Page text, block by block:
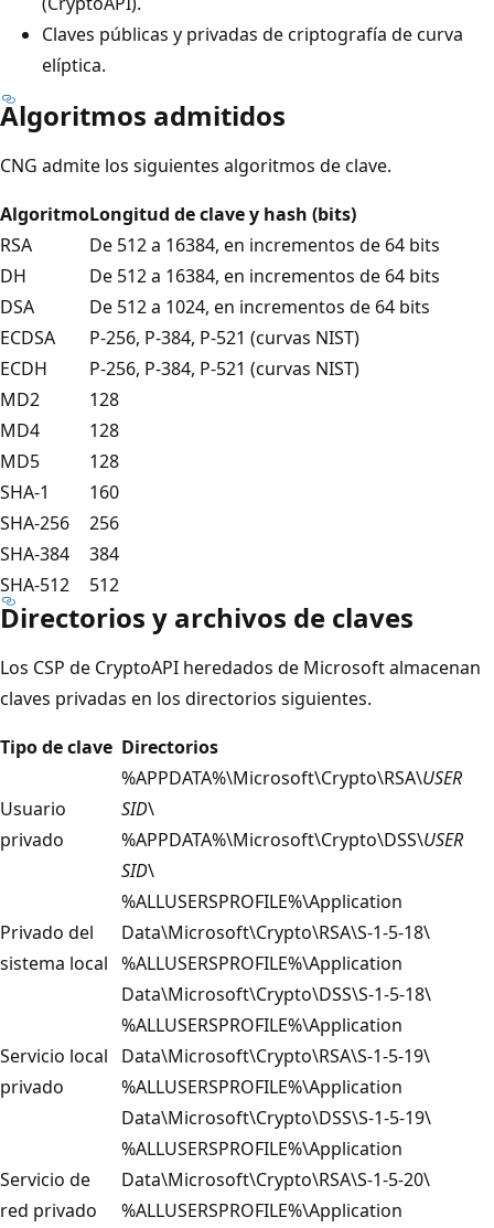
Claves públicas y privadas de criptografía de curva
elíptica.
Algoritmos admitidos
CNG admite los siguientes algoritmos de clave.
AlgoritmoLongitud de clave y hash (bits)
RSA
De 512 a 16384, en incrementos de 64 bits
DH
De 512 a 16384, en incrementos de 64 bits
DSA
De 512 a 1024, en incrementos de 64 bits
ECDSA
P-256, P-384, P-521 (curvas NIST)
ECDH
P-256, P-384, P-521 (curvas NIST)
MD2
128
MD4
128
MD5
128
SHA-1
160
SHA-256
256
SHA-384
384
SHA-512
512
Directorios y archivos de claves
Los CSP de CryptoAPI heredados de Microsoft almacenan
claves privadas en los directorios siguientes.
Tipo de clave Directorios
Usuario
privado
%APPDATA%\Microsoft\Crypto\RSA\USER
SID\
%APPDATA%\Microsoft\Crypto\DSS\USER
SID\
Privado del
sistema local
%ALLUSERSPROFILE%\Application
Data\Microsoft\Crypto\RSA\S-1-5-18\
%ALLUSERSPROFILE%\Application
Data\Microsoft\Crypto\DSS\S-1-5-18\
Servicio local
privado
%ALLUSERSPROFILE%\Application
Data\Microsoft\Crypto\RSA\S-1-5-19\
%ALLUSERSPROFILE%\Application
Data\Microsoft\Crypto\DSS\S-1-5-19\
Servicio de
red privado
%ALLUSERSPROFILE%\Application
Data\Microsoft\Crypto\RSA\S-1-5-20\
%ALLUSERSPROFILE%\Application